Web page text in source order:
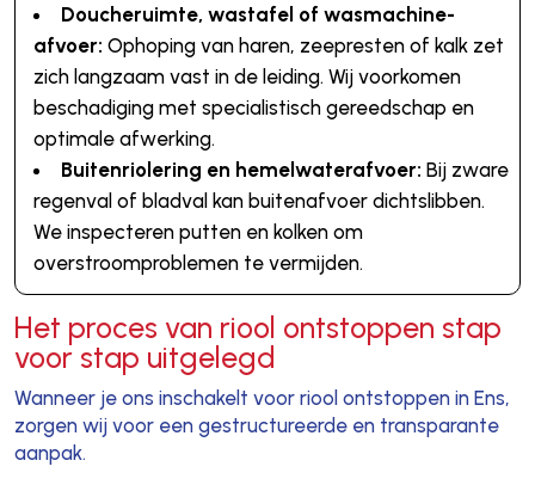
Doucheruimte, wastafel of wasmachine-
afvoer: Ophoping van haren, zeepresten of kalk zet
zich langzaam vast in de leiding. Wij voorkomen
beschadiging met specialistisch gereedschap en
optimale afwerking.
Buitenriolering en hemelwaterafvoer: Bij zware
regenval of bladval kan buitenafvoer dichtslibben.
We inspecteren putten en kolken om
overstroomproblemen te vermijden.
Het proces van riool ontstoppen stap
voor stap uitgelegd
Wanneer je ons inschakelt voor riool ontstoppen in Ens,
zorgen wij voor een gestructureerde en transparante
aanpak.